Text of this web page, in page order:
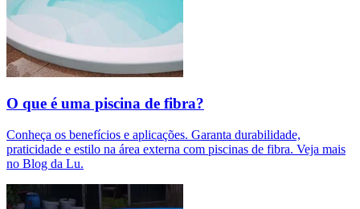
O que é uma piscina de fibra?
Conheça os benefícios e aplicações. Garanta durabilidade,
praticidade e estilo na área externa com piscinas de fibra. Veja mais
no Blog da Lu.